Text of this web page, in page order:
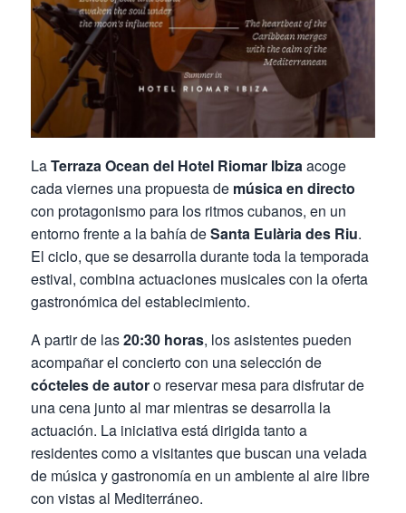
LaTerraza Ocean del Hotel Riomar Ibiza acoge
cada viernes una propuesta de música en directo
con protagonismo para los ritmos cubanos, en un
entorno frente a la bahía deSanta Eulària des Riu.
El ciclo, que se desarrolla durante toda la temporada
estival, combina actuaciones musicales con la oferta
gastronómica del establecimiento.
A partir de las20:30 horas, los asistentes pueden
acompañar el concierto con una selección de
cócteles de autoro reservar mesa para disfrutar de
una cena junto al mar mientras se desarrolla la
actuación. La iniciativa está dirigida tanto a
residentes como a visitantes que buscan una velada
de música y gastronomía en un ambiente al aire libre
con vistas al Mediterráneo.